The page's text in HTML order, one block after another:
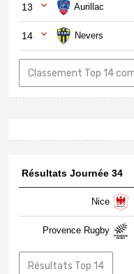
13 Aurillac
14 Nevers
Classement Top 14
Résultats Journée 34
Nice
Provence Rugby
Résultats Top 14